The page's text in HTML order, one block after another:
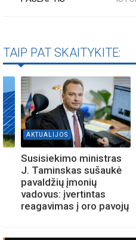
TAIP PAT SKAITYKITE:
AKTUALIJOS
Susisiekimo ministras
J. Taminskas sušaukė
pavaldžių įmonių
vadovus: įvertintas
reagavimas į oro pavojų